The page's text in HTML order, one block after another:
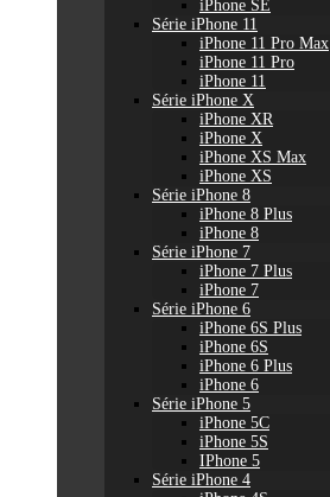
iPhone SE
Série iPhone 11
iPhone 11 Pro Max
iPhone 11 Pro
iPhone 11
Série iPhone X
iPhone XR
iPhone X
iPhone XS Max
iPhone XS
Série iPhone 8
iPhone 8 Plus
iPhone 8
Série iPhone 7
iPhone 7 Plus
iPhone 7
Série iPhone 6
iPhone 6S Plus
iPhone 6S
iPhone 6 Plus
iPhone 6
Série iPhone 5
iPhone 5C
iPhone 5S
IPhone 5
Série iPhone 4